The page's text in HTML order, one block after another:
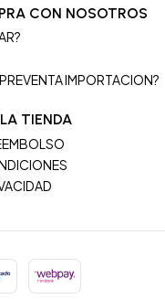
CON NOSOTROS
IMPORTACION?
TIENDA